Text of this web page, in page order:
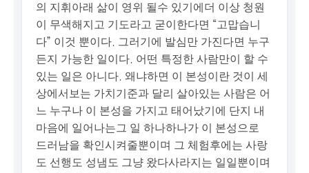
의 지휘아래 삶이 영위 될수 있기에더 이상 청원
이 무색해지고 기도라고 굳이한다면 “고맙습니
다” 이것 뿐이다. 그러기에 발심만 가진다면 누구
든지 가능한 일이다. 어떤 특정한 사람만이 할 수
있는 일은 아니다. 왜냐하면 이 본성이란 것이 세
상에서보는 가치기준과 달리 살아있는 사람은 어
느 누구나 이 본성을 가지고 태어났기에 단지 내
마음에 일어나는그 일 하나하나가 이 본성으로
드러남을 확인시켜줄뿐이며 그 체험후에는 사랑
도 선행도 성냄도 그냥 왔다사라지는 일일뿐이며